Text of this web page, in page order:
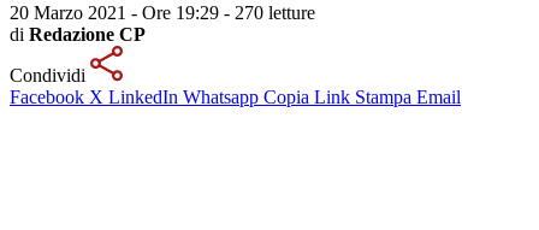
20 Marzo 2021 - Ore 19:29 - 270 letture
di Redazione CP
Condividi
Facebook X LinkedIn Whatsapp Copia Link Stampa Email